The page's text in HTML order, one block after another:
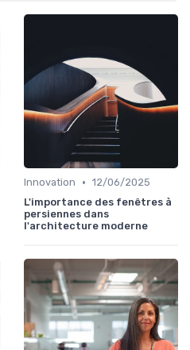
Innovation • 12/06/2025
L'importance des fenêtres à
persiennes dans
l'architecture moderne